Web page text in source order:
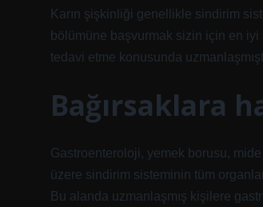
Karın şişkinliği genellikle sindirim
bölümüne başvurmak sizin için en iyi
tedavi etme konusunda
Bağırsaklara
Gastroenteroloji, yemek borusu,
üzere sindirim sisteminin tüm
Bu alanda uzmanlaşmış kişilere